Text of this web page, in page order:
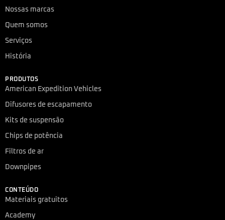
Nossas marcas
Quem somos
Serviços
História
PRODUTOS
American Expedition Vehicles
Difusores de escapamento
Kits de suspensão
Chips de potência
Filtros de ar
Downpipes
CONTEÚDO
Materiais gratuitos
Academy